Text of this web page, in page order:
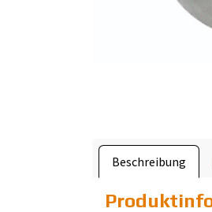
Beschreibung